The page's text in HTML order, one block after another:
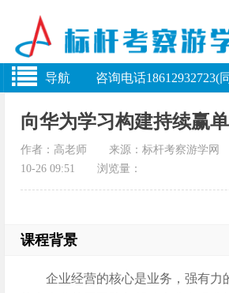
导航 咨询电话18612932723(
向华为学习构建持续赢
作者：高老师 来源：标杆考察游学网
10-26 09:51 浏览量：
课程背景
企业经营的核心是业务，强有力